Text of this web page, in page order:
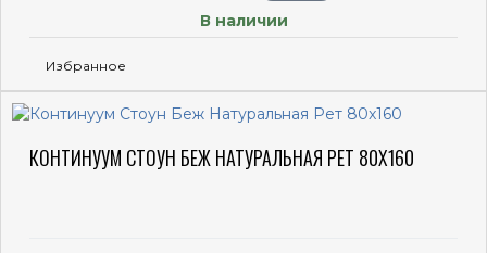
В наличии
Избранное
КОНТИНУУМ СТОУН БЕЖ НАТУРАЛЬНАЯ РЕТ 80X160